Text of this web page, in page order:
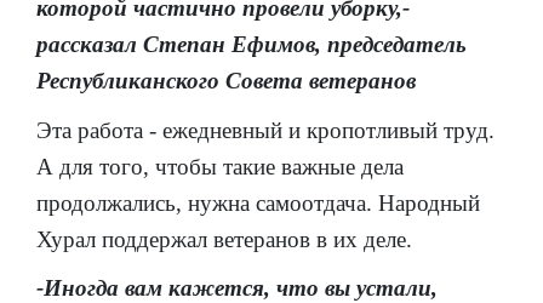
которой частично провели уборку,-
рассказал Степан Ефимов, председатель
Республиканского Совета ветеранов
Эта работа - ежедневный и кропотливый труд.
А для того, чтобы такие важные дела
продолжались, нужна самоотдача. Народный
Хурал поддержал ветеранов в их деле.
-Иногда вам кажется, что вы устали,